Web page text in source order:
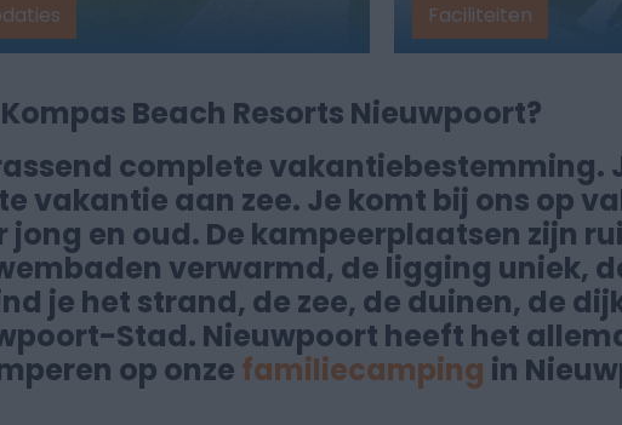
Faciliteiten
Beach Resorts Nieuwpoort?
complete vakantiebestemming.
vakantie aan zee. Je komt bij ons op
jong en oud. De kampeerplaatsen zijn
verwarmd, de ligging uniek,
je het strand, de zee, de duinen, de
Stad. Nieuwpoort heeft het
op onze familiecamping in